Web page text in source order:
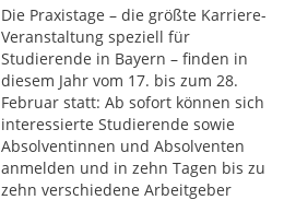
Die Praxistage – die größte Karriere-
Veranstaltung speziell für
Studierende in Bayern – finden in
diesem Jahr vom 17. bis zum 28.
Februar statt: Ab sofort können sich
interessierte Studierende sowie
Absolventinnen und Absolventen
anmelden und in zehn Tagen bis zu
zehn verschiedene Arbeitgeber